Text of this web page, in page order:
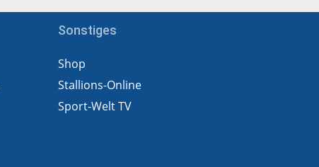
Sonstiges
Shop
Stallions-Online
Sport-Welt TV